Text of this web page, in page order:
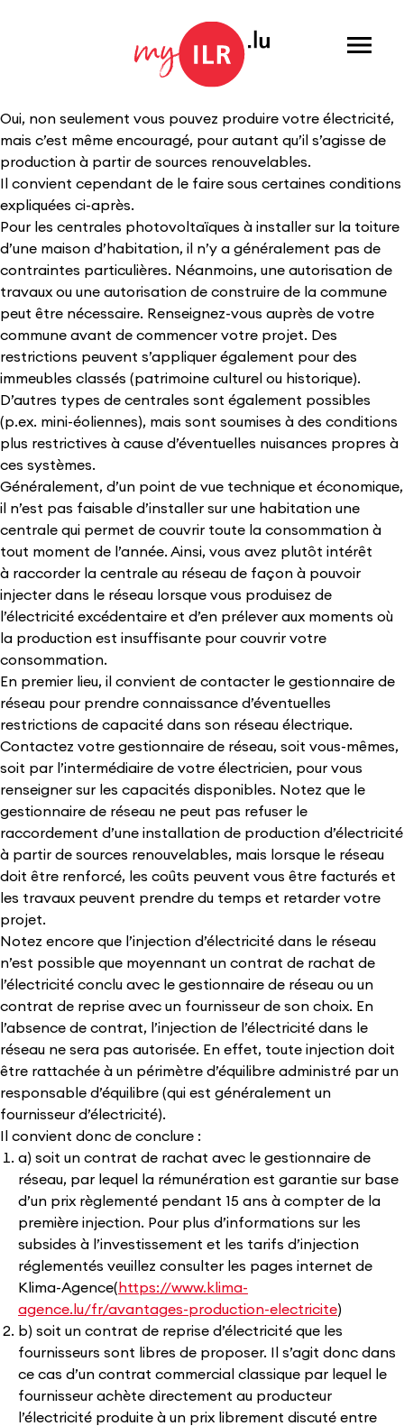
Menu
Oui, non seulement vous pouvez produire votre électricité,
mais c’est même encouragé, pour autant qu’il s’agisse de
production à partir de sources renouvelables.
Il convient cependant de le faire sous certaines conditions
expliquées ci-après.
Pour les centrales photovoltaïques à installer sur la toiture
d’une maison d’habitation, il n’y a généralement pas de
contraintes particulières. Néanmoins, une autorisation de
travaux ou une autorisation de construire de la commune
peut être nécessaire. Renseignez-vous auprès de votre
commune avant de commencer votre projet. Des
restrictions peuvent s’appliquer également pour des
immeubles classés (patrimoine culturel ou historique).
D’autres types de centrales sont également possibles
(p.ex. mini-éoliennes), mais sont soumises à des conditions
plus restrictives à cause d’éventuelles nuisances propres à
ces systèmes.
Généralement, d’un point de vue technique et économique,
il n’est pas faisable d’installer sur une habitation une
centrale qui permet de couvrir toute la consommation à
tout moment de l’année. Ainsi, vous avez plutôt intérêt
à raccorder la centrale au réseau de façon à pouvoir
injecter dans le réseau lorsque vous produisez de
l’électricité excédentaire et d’en prélever aux moments où
la production est insuffisante pour couvrir votre
consommation.
En premier lieu, il convient de contacter le gestionnaire de
réseau pour prendre connaissance d’éventuelles
restrictions de capacité dans son réseau électrique.
Contactez votre gestionnaire de réseau, soit vous-mêmes,
soit par l’intermédiaire de votre électricien, pour vous
renseigner sur les capacités disponibles. Notez que le
gestionnaire de réseau ne peut pas refuser le
raccordement d’une installation de production d’électricité
à partir de sources renouvelables, mais lorsque le réseau
doit être renforcé, les coûts peuvent vous être facturés et
les travaux peuvent prendre du temps et retarder votre
projet.
Notez encore que l’injection d’électricité dans le réseau
n’est possible que moyennant un contrat de rachat de
l’électricité conclu avec le gestionnaire de réseau ou un
contrat de reprise avec un fournisseur de son choix. En
l’absence de contrat, l’injection de l’électricité dans le
réseau ne sera pas autorisée. En effet, toute injection doit
être rattachée à un périmètre d’équilibre administré par un
responsable d’équilibre (qui est généralement un
fournisseur d’électricité).
Il convient donc de conclure :
a) soit un contrat de rachat avec le gestionnaire de
réseau, par lequel la rémunération est garantie sur base
d’un prix règlementé pendant 15 ans à compter de la
première injection. Pour plus d’informations sur les
subsides à l’investissement et les tarifs d’injection
réglementés veuillez consulter les pages internet de
Klima-Agence​( https://www.klima-
agence.lu/fr/avantages-production-electricite) ​
b) soit un contrat de reprise d’électricité que les
fournisseurs sont libres de proposer. Il s’agit donc dans
ce cas d’un contrat commercial classique par lequel le
fournisseur achète directement au producteur
l’électricité produite à un prix librement discuté entre